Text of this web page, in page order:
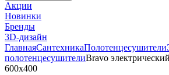
Акции
Новинки
Бренды
3D-дизайн
ГлавнаяСантехникаПолотенцесушители
полотенцесушителиBravo
600x400